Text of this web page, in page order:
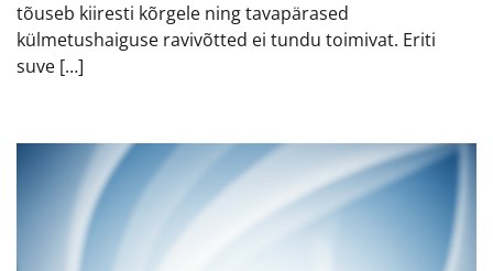
tõuseb kiiresti kõrgele ning tavapärased
külmetushaiguse ravivõtted ei tundu toimivat. Eriti
suve […]